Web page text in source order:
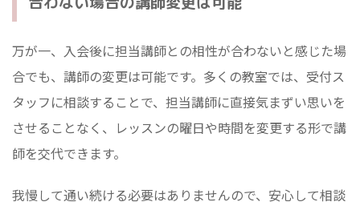
万が一、入会後に担当講師との相性が合わないと感じた場
合でも、講師の変更は可能です。多くの教室では、受付ス
タッフに相談することで、担当講師に直接気まずい思いを
させることなく、レッスンの曜日や時間を変更する形で講
師を交代できます。
我慢して通い続ける必要はありませんので、安心して相談